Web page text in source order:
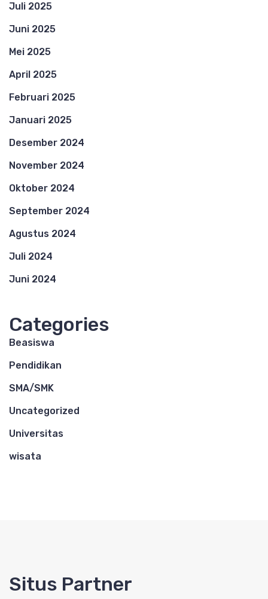
Juli 2025
Juni 2025
Mei 2025
April 2025
Februari 2025
Januari 2025
Desember 2024
November 2024
Oktober 2024
September 2024
Agustus 2024
Juli 2024
Juni 2024
Categories
Beasiswa
Pendidikan
SMA/SMK
Uncategorized
Universitas
wisata
Situs Partner